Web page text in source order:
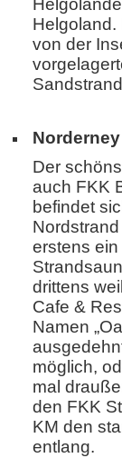
Helgoland.
von der
Norderney
Der
auch FKK
befindet
erstens
drittens
Cafe &
Namen
möglich,
mal
den FKK
KM den
entlang.